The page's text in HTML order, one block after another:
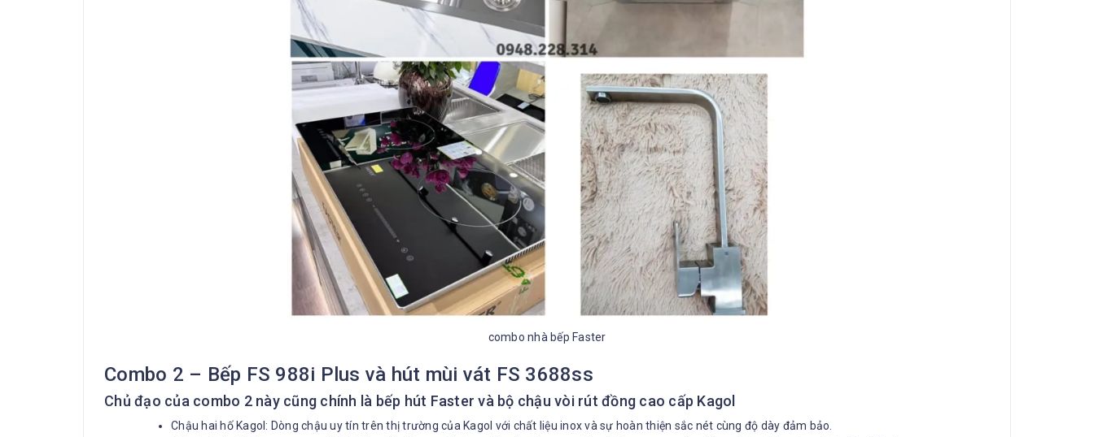
combo nhà bếp Faster
Combo 2 – Bếp FS 988i Plus và hút mùi vát FS 3688ss
Chủ đạo của combo 2 này cũng chính là bếp hút Faster và bộ chậu vòi rút đồng cao cấp Kagol
Chậu hai hố Kagol: Dòng chậu uy tín trên thị trường của Kagol với chất liệu inox và sự hoàn thiện sắc nét cùng độ dày đảm bảo.